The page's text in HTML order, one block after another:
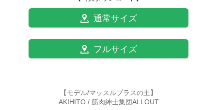
通常サイズ
フルサイズ
【モデル/マッスルプラスの主】
AKIHITO / 筋肉紳士集団ALLOUT